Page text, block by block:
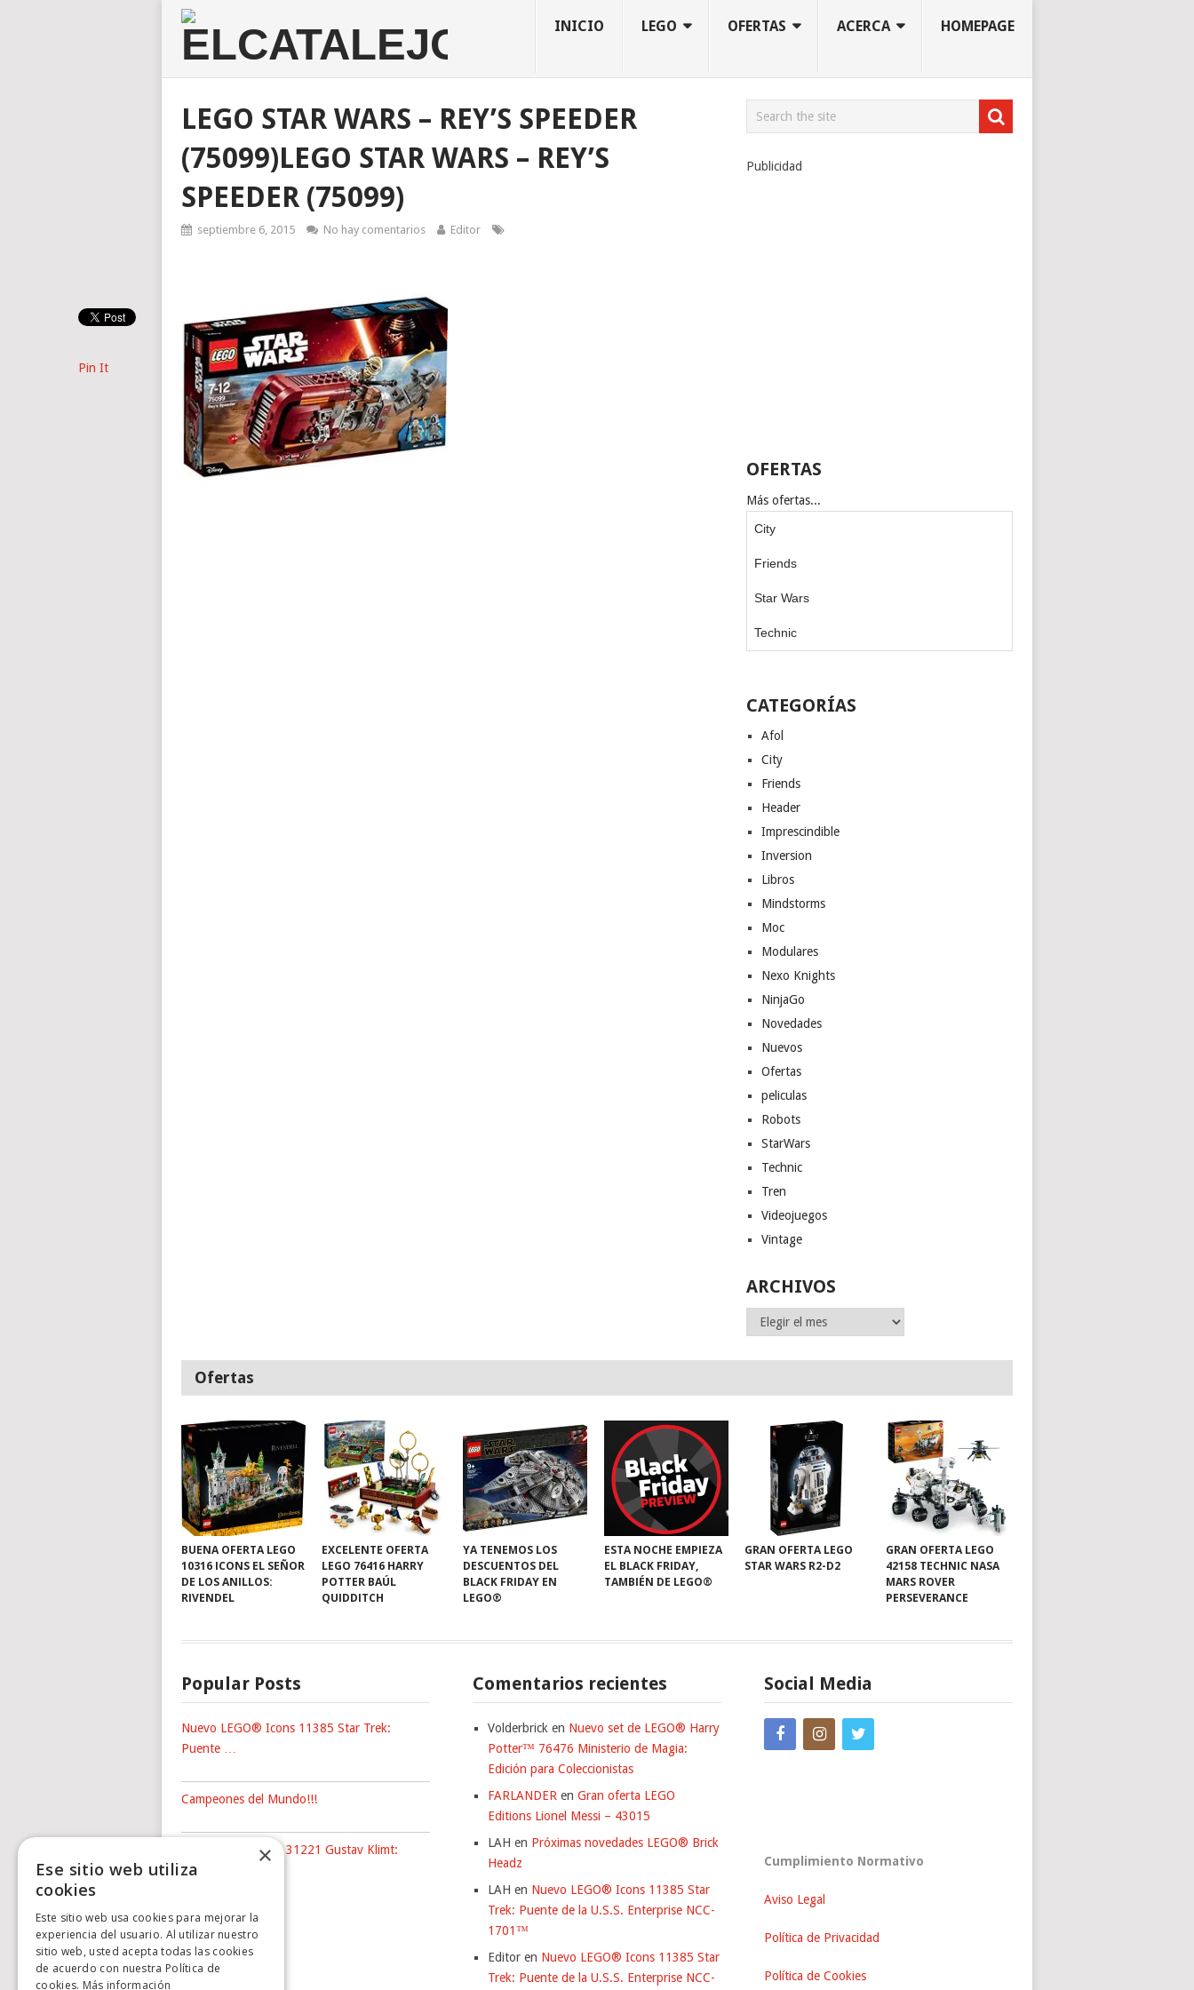
INICIO LEGO OFERTAS ACERCA HOMEPAGE
LEGO STAR WARS – REY’S SPEEDER
(75099)LEGO STAR WARS – REY’S
SPEEDER (75099)
septiembre 6, 2015 No hay comentarios Editor
Pin It
Publicidad
OFERTAS
Más ofertas...
City
Friends
Star Wars
Technic
CATEGORÍAS
Afol
City
Friends
Header
Imprescindible
Inversion
Libros
Mindstorms
Moc
Modulares
Nexo Knights
NinjaGo
Novedades
Nuevos
Ofertas
peliculas
Robots
StarWars
Technic
Tren
Videojuegos
Vintage
ARCHIVOS
Archivos
Ofertas
BUENA OFERTA LEGO
10316 ICONS EL SEÑOR
DE LOS ANILLOS:
RIVENDEL
EXCELENTE OFERTA
LEGO 76416 HARRY
POTTER BAÚL
QUIDDITCH
YA TENEMOS LOS
DESCUENTOS DEL
BLACK FRIDAY EN
LEGO®
ESTA NOCHE EMPIEZA
EL BLACK FRIDAY,
TAMBIÉN DE LEGO®
GRAN OFERTA LEGO
STAR WARS R2-D2
GRAN OFERTA LEGO
42158 TECHNIC NASA
MARS ROVER
PERSEVERANCE
Popular Posts
Nuevo LEGO® Icons 11385 Star Trek:
Puente …
Campeones del Mundo!!!
Nuevo LEGO® Art 31221 Gustav Klimt:
The …
Comentarios recientes
Volderbrick en Nuevo set de LEGO® Harry
Potter™ 76476 Ministerio de Magia:
Edición para Coleccionistas
FARLANDER en Gran oferta LEGO
Editions Lionel Messi – 43015
LAH en Próximas novedades LEGO® Brick
Headz
LAH en Nuevo LEGO® Icons 11385 Star
Trek: Puente de la U.S.S. Enterprise NCC-
1701™
Editoren Nuevo LEGO® Icons 11385 Star
Trek: Puente de la U.S.S. Enterprise NCC-
Social Media
Cumplimiento Normativo
Aviso Legal
Política de Privacidad
Política de Cookies
×
Ese sitio web utiliza
cookies
Este sitio web usa cookies para mejorar la
experiencia del usuario. Al utilizar nuestro
sitio web, usted acepta todas las cookies
de acuerdo con nuestra Política de
cookies. Más información